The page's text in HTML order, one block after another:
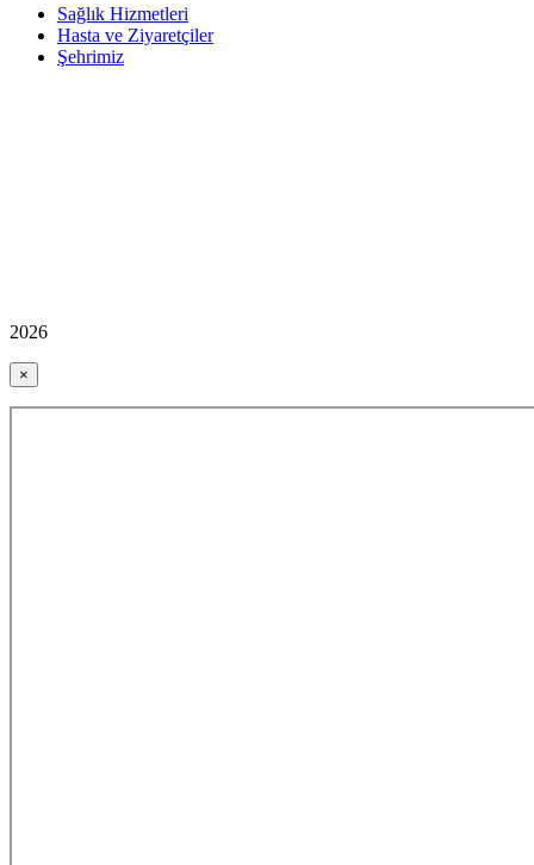
Sağlık Hizmetleri
Hasta ve Ziyaretçiler
Şehrimiz
2026
×